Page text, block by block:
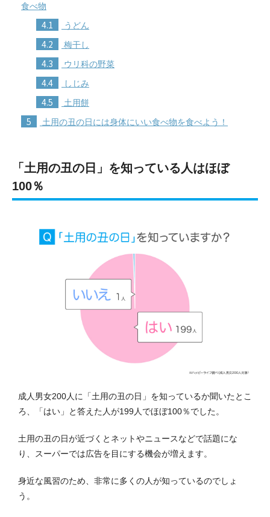
食べ物
4.1 うどん
4.2 梅干し
4.3 ウリ科の野菜
4.4 しじみ
4.5 土用餅
5 土用の丑の日には身体にいい食べ物を食べよう！
「土用の丑の日」を知っている人はほぼ
100％
成人男女200人に「土用の丑の日」を知っているか聞いたとこ
ろ、「はい」と答えた人が199人でほぼ100％でした。
土用の丑の日が近づくとネットやニュースなどで話題にな
り、スーパーでは広告を目にする機会が増えます。
身近な風習のため、非常に多くの人が知っているのでしょ
う。